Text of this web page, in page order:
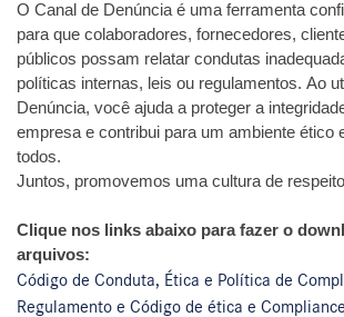
O Canal de Denúncia é uma ferramenta
para que colaboradores, fornecedores,
públicos possam relatar condutas
políticas internas, leis ou regulamentos. Ao
Denúncia, você ajuda a proteger a
empresa e contribui para um ambiente ético
todos.
Juntos, promovemos uma cultura de
Clique nos links abaixo para fazer o
arquivos:
Código de Conduta, Ética e Política de
Regulamento e Código de ética e